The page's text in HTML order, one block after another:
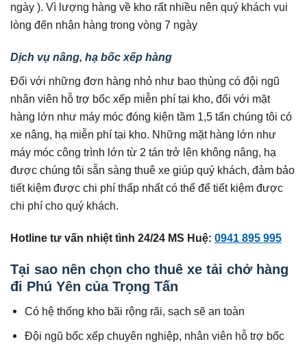
ngày ). Vì lượng hàng về kho rất nhiều nên quý khách vui
lòng đến nhận hàng trong vòng 7 ngày
Dịch vụ nâng, hạ bốc xếp hàng
Đối với những đơn hàng nhỏ như bao thùng có đội ngũ
nhân viên hỗ trợ bốc xếp miễn phí tại kho, đối với mặt
hàng lớn như máy móc đóng kiện tầm 1,5 tấn chúng tôi có
xe nâng, hạ miễn phí tại kho. Những mặt hàng lớn như
máy móc công trình lớn từ 2 tán trở lên không nâng, hạ
được chúng tôi sẵn sàng thuê xe giúp quý khách, đảm bảo
tiết kiệm được chi phí thấp nhất có thể để tiết kiệm được
chi phí cho quý khách.
Hotline tư vấn nhiệt tình 24/24 MS Huệ: 0941 895 995
Tại sao nên chọn cho thuê xe tải chở hàng
đi Phú Yên của Trọng Tấn
Có hệ thống kho bãi rộng rãi, sạch sẽ an toàn
Đội ngũ bốc xếp chuyên nghiệp, nhân viên hỗ trợ bốc